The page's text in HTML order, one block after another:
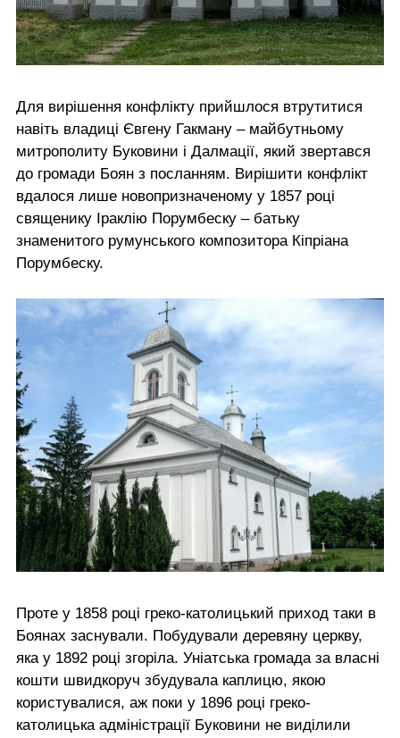
Для вирішення конфлікту прийшлося втрутитися
навіть владиці Євгену Гакману – майбутньому
митрополиту Буковини і Далмації, який звертався
до громади Боян з посланням. Вирішити конфлікт
вдалося лише новопризначеному у 1857 році
священику Іраклію Порумбеску – батьку
знаменитого румунського композитора Кіпріана
Порумбеску.
Проте у 1858 році греко-католицький приход таки в
Боянах заснували. Побудували деревяну церкву,
яка у 1892 році згоріла. Уніатська громада за власні
кошти швидкоруч збудувала каплицю, якою
користувалися, аж поки у 1896 році греко-
католицька адміністрації Буковини не виділили